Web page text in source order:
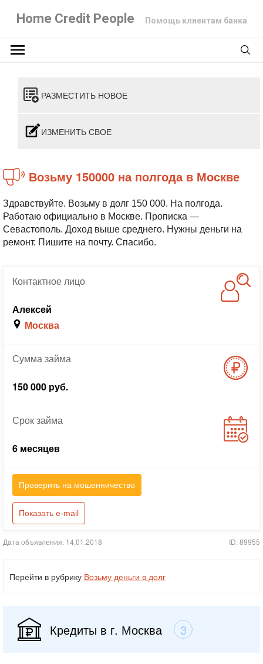
Home Credit People Помощь клиентам банка
РАЗМЕСТИТЬ НОВОЕ
ИЗМЕНИТЬ СВОЕ
Возьму 150000 на полгода в Москве
Здравствуйте. Возьму в долг 150 000. На полгода.
Работаю официально в Москве. Прописка —
Севастополь. Доход выше среднего. Нужны деньги на
ремонт. Пишите на почту. Спасибо.
Контактноелицо
Алексей
Москва
Суммазайма
150 000 руб.
Срокзайма
6 месяцев
Проверить на мошенничество
Показать e-mail
Дата объявления: 14.01.2018 ID: 89955
Перейти в рубрику Возьму деньги в долг
Кредиты в г. Москва 3